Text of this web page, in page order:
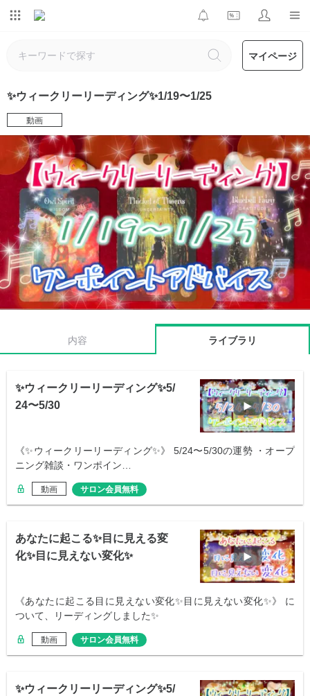
マイページ
✨ウィークリーリーディング✨1/19〜1/25
動画
内容 ライブラリ
✨ウィークリーリーディング✨5/
24〜5/30
《✨ウィークリーリーディング✨》 5/24〜5/30の運勢 ・オープ
ニング雑談・ワンポイン…
動画 サロン会員無料
あなたに起こる✨目に見える変
化✨目に見えない変化✨
《あなたに起こる目に見えない変化✨目に見えない変化✨》 に
ついて、リーディングしました✨
動画 サロン会員無料
✨ウィークリーリーディング✨5/